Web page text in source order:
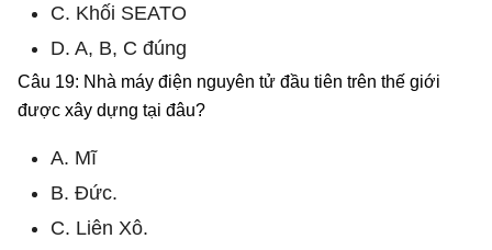
C. Khối SEATO
D. A, B, C đúng
Câu 19: Nhà máy điện nguyên tử đầu tiên trên thế giới
được xây dựng tại đâu?
A. Mĩ
B. Đức.
C. Liên Xô.